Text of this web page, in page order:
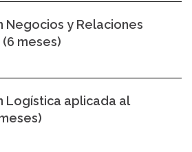
Negocios y Relaciones
meses)
Logística aplicada al